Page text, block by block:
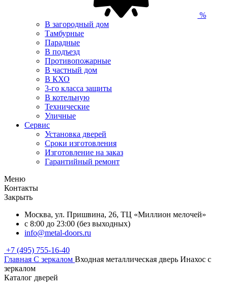
%
В загородный дом
Тамбурные
Парадные
В подъезд
Противопожарные
В частный дом
В КХО
3-го класса защиты
В котельную
Технические
Уличные
Сервис
Установка дверей
Сроки изготовления
Изготовление на заказ
Гарантийный ремонт
Меню
Контакты
Закрыть
Москва, ул. Пришвина, 26, ТЦ «Миллион мелочей»
с 8:00 до 23:00 (без выходных)
info@metal-doors.ru
+7 (495) 755-16-40
Главная С зеркалом Входная металлическая дверь Инахос с
зеркалом
Каталог дверей